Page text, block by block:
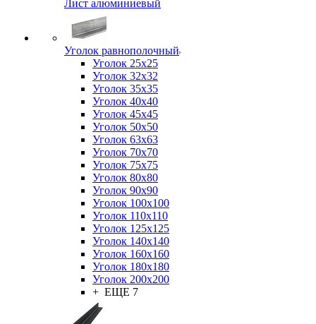
Лист алюминиевый
Уголок равнополочный
Уголок 25x25
Уголок 32x32
Уголок 35x35
Уголок 40x40
Уголок 45x45
Уголок 50х50
Уголок 63х63
Уголок 70х70
Уголок 75x75
Уголок 80х80
Уголок 90х90
Уголок 100х100
Уголок 110х110
Уголок 125х125
Уголок 140х140
Уголок 160х160
Уголок 180х180
Уголок 200х200
+ ЕЩЕ 7